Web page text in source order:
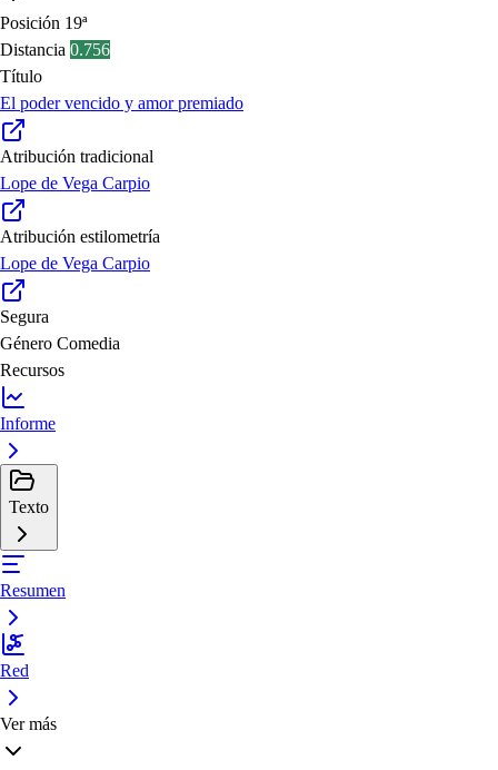
Posición 19ª
Distancia 0.756
Título
El poder vencido y amor premiado
Atribución tradicional
Lope de Vega Carpio
Atribución estilometría
Lope de Vega Carpio
Segura
Género Comedia
Recursos
Informe
Texto
Resumen
Red
Ver más